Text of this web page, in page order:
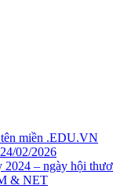
miền .EDU.VN
02/2026
– ngày hội
& NET